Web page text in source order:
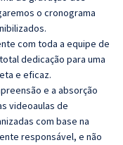
o cronograma
com toda a equipe de
dedicação para uma
e eficaz.
e a absorção
videoaulas de
com base na
responsável, e não